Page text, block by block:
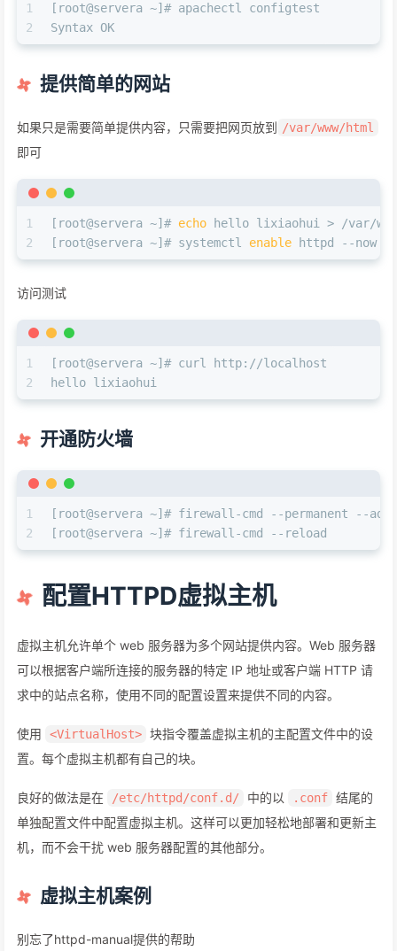
1
2
[root@servera ~]# apachectl configtest
Syntax OK
提供简单的网站
如果只是需要简单提供内容，只需要把网页放到 /var/www/html
即可
1
2
[root@servera ~]# echo hello lixiaohui > /var/
[root@servera ~]# systemctl enable httpd --now
访问测试
1
2
[root@servera ~]# curl http://localhost
hello lixiaohui
开通防火墙
1
2
[root@servera ~]# firewall-cmd --permanent --
[root@servera ~]# firewall-cmd --reload
配置HTTPD虚拟主机
虚拟主机允许单个 web 服务器为多个网站提供内容。Web 服务器
可以根据客户端所连接的服务器的特定 IP 地址或客户端 HTTP 请
求中的站点名称，使用不同的配置设置来提供不同的内容。
使用 <VirtualHost> 块指令覆盖虚拟主机的主配置文件中的设
置。每个虚拟主机都有自己的块。
良好的做法是在 /etc/httpd/conf.d/ 中的以 .conf 结尾的
单独配置文件中配置虚拟主机。这样可以更加轻松地部署和更新主
机，而不会干扰 web 服务器配置的其他部分。
虚拟主机案例
别忘了httpd-manual提供的帮助